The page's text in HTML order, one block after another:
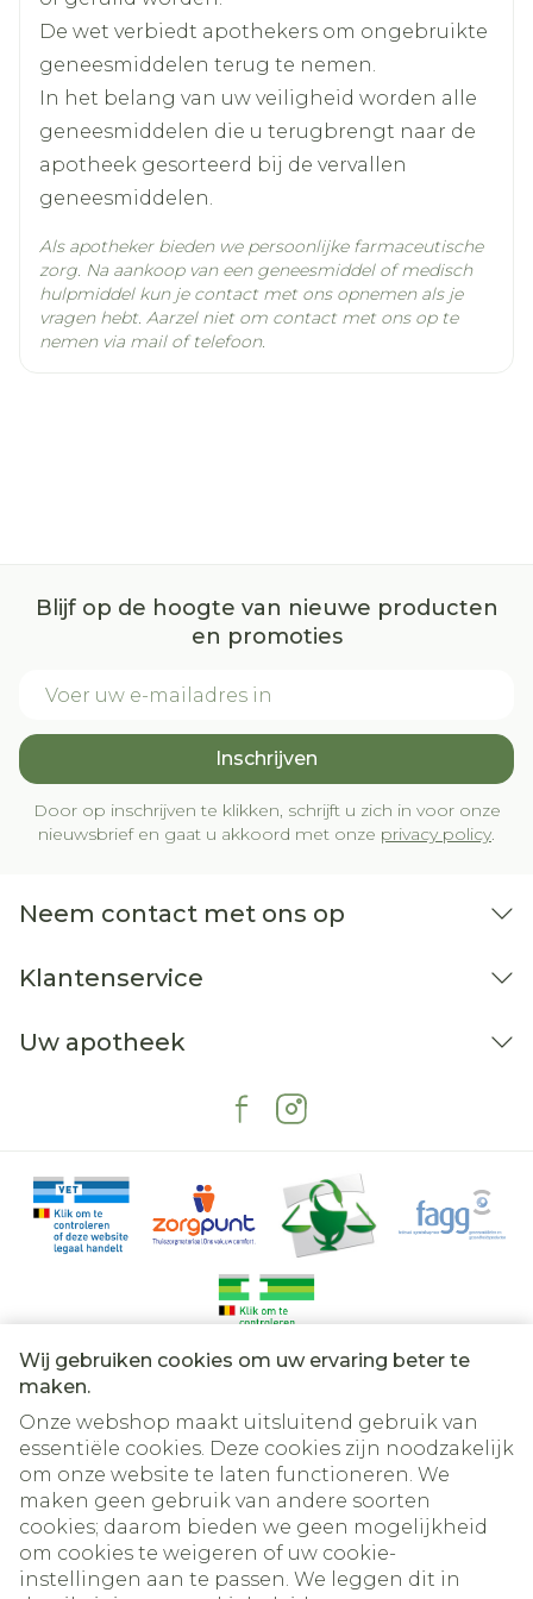
Wij gebruiken cookies om uw ervaring beter te
maken.
Onze webshop maakt uitsluitend gebruik van
essentiële cookies. Deze cookies zijn noodzakelijk
om onze website te laten functioneren. We
maken geen gebruik van andere soorten
cookies; daarom bieden we geen mogelijkheid
om cookies te weigeren of uw cookie-
instellingen aan te passen. We leggen dit in
Ingrediënten
Behoud
Kamertemperatuur (15°C -
25°C)
De wet verbiedt apothekers om ongebruikte
geneesmiddelen terug te nemen.
In het belang van uw veiligheid worden alle
geneesmiddelen die u terugbrengt naar de
apotheek gesorteerd bij de vervallen
geneesmiddelen.
Als apotheker bieden we persoonlijke farmaceutische
zorg. Na aankoop van een geneesmiddel of medisch
hulpmiddel kun je contact met ons opnemen als je
vragen hebt. Aarzel niet om contact met ons op te
nemen via mail of telefoon.
Blijf op de hoogte van nieuwe producten
en promoties
Inschrijven
Door op inschrijven te klikken, schrijft u zich in voor onze
nieuwsbrief en gaat u akkoord met onze privacy policy.
Neem contact met ons op
Klantenservice
Uw apotheek
Juridische links